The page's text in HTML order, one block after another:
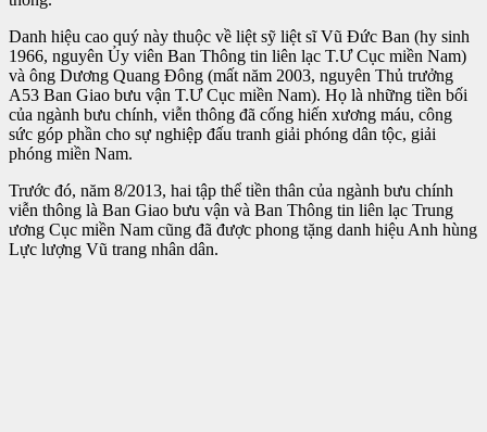
Danh hiệu cao quý này thuộc về liệt sỹ liệt sĩ Vũ Đức Ban (hy sinh
1966, nguyên Ủy viên Ban Thông tin liên lạc T.Ư Cục miền Nam)
và ông Dương Quang Đông (mất năm 2003, nguyên Thủ trưởng
A53 Ban Giao bưu vận T.Ư Cục miền Nam). Họ là những tiền bối
của ngành bưu chính, viễn thông đã cống hiến xương máu, công
sức góp phần cho sự nghiệp đấu tranh giải phóng dân tộc, giải
phóng miền Nam.
Trước đó, năm 8/2013, hai tập thể tiền thân của ngành bưu chính
viễn thông là Ban Giao bưu vận và Ban Thông tin liên lạc Trung
ương Cục miền Nam cũng đã được phong tặng danh hiệu Anh hùng
Lực lượng Vũ trang nhân dân.